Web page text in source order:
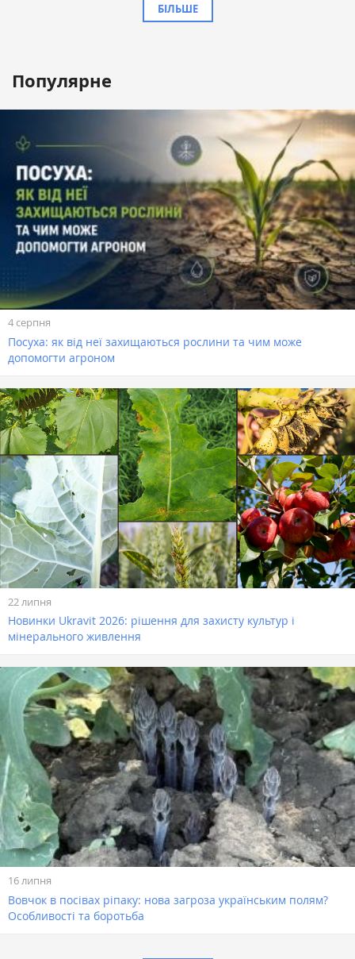
БІЛЬШЕ
Популярне
4 серпня
Посуха: як від неї захищаються рослини та чим може
допомогти агроном
22 липня
Новинки Ukravit 2026: рішення для захисту культур і
мінерального живлення
16 липня
Вовчок в посівах ріпаку: нова загроза українським полям?
Особливості та боротьба